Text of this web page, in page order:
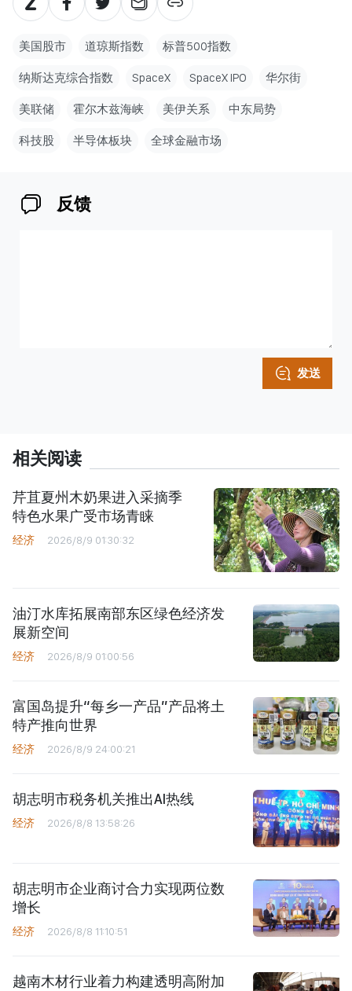
美国股市 道琼斯指数 标普500指数
纳斯达克综合指数 SpaceX SpaceX IPO 华尔街
美联储 霍尔木兹海峡 美伊关系 中东局势
科技股 半导体板块 全球金融市场
反馈
发送
相关阅读
芹苴夏州木奶果进入采摘季
特色水果广受市场青睐
经济 2026/8/9 01:30:32
油汀水库拓展南部东区绿色经济发
展新空间
经济 2026/8/9 01:00:56
富国岛提升“每乡一产品”产品将土
特产推向世界
经济 2026/8/9 24:00:21
胡志明市税务机关推出AI热线
经济 2026/8/8 13:58:26
胡志明市企业商讨合力实现两位数
增长
经济 2026/8/8 11:10:51
越南木材行业着力构建透明高附加